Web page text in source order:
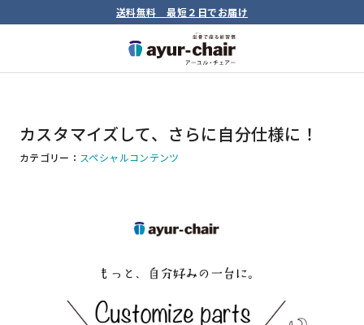
送料無料 最短２日でお届け
カスタマイズして、さらに自分仕様に！
カテゴリー： スペシャルコンテンツ